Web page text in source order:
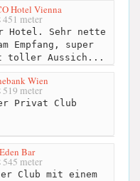
Hotel Vienna
451 meter
Hotel. Sehr nette
Empfang, super
toller Aussich...
Wien
519 meter
Privat Club
Eden Bar
545 meter
Club mit einem